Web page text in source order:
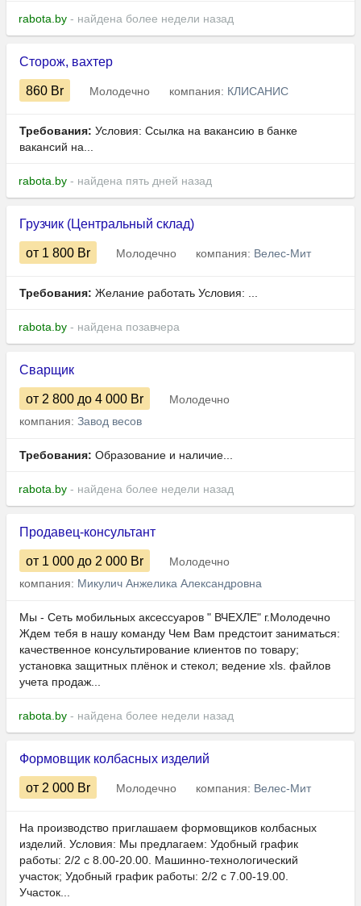
rabota.by - найдена более недели назад
Сторож, вахтер
860 Br Молодечно компания: КЛИСАНИС
Требования: Условия: Ссылка на вакансию в банке
вакансий на...
rabota.by - найдена пять дней назад
Грузчик (Центральный склад)
от 1 800 Br Молодечно компания: Велес-Мит
Требования: Желание работать Условия: ...
rabota.by - найдена позавчера
Сварщик
от 2 800 до 4 000 Br
Молодечно
компания: Завод весов
Требования: Образование и наличие...
rabota.by - найдена более недели назад
Продавец-консультант
от 1 000 до 2 000 Br
Молодечно
компания: Микулич Анжелика Александровна
Мы - Сеть мобильных аксессуаров " ВЧЕХЛЕ" г.Молодечно
Ждем тебя в нашу команду Чем Вам предстоит заниматься:
качественное консультирование клиентов по товару;
установка защитных плёнок и стекол; ведение xls. файлов
учета продаж...
rabota.by - найдена более недели назад
Формовщик колбасных изделий
от 2 000 Br Молодечно компания: Велес-Мит
На производство приглашаем формовщиков колбасных
изделий. Условия: Мы предлагаем: Удобный график
работы: 2/2 с 8.00-20.00. Машинно-технологический
участок; Удобный график работы: 2/2 с 7.00-19.00.
Участок...